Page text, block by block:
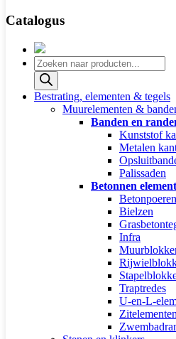
Catalogus
Producten
zoeken
Bestrating, elementen & tegels
Muurelementen &
Banden en
Kunststof
Metalen
Palissaden
Betonnen
Betonpoeren
Bielzen
Infra
Traptredes
U-en-L-
Zitelementen